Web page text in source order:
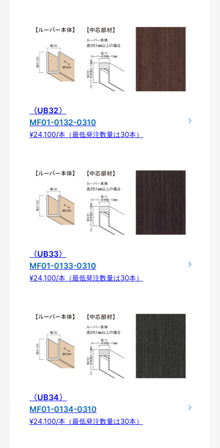
〈UB32〉
MF01-0132-0310
¥24,100/本（最低発注数量は30本）
〈UB33〉
MF01-0133-0310
¥24,100/本（最低発注数量は30本）
〈UB34〉
MF01-0134-0310
¥24,100/本（最低発注数量は30本）